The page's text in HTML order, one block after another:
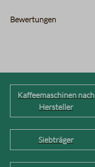
Bewertungen
Kaffeemaschinen nach
Hersteller
Siebträger